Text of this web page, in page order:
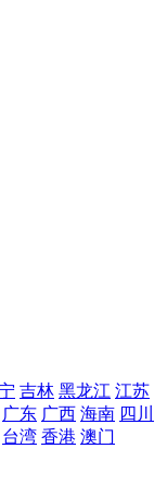
吉林 黑龙江 江苏
广东 广西 海南 四川
台湾 香港 澳门